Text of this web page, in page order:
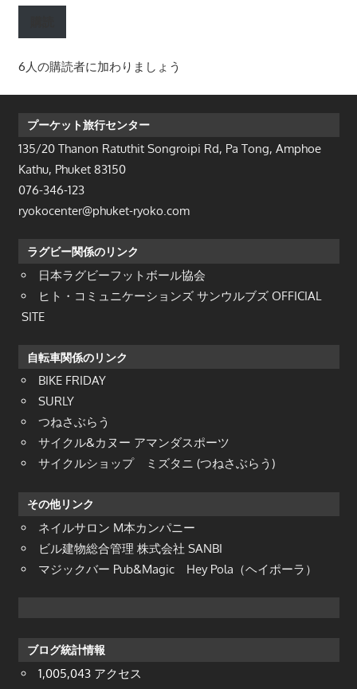
ル
レ
ス
6人の購読者に加わりましょう
プーケット旅行センター
135/20 Thanon Ratuthit Songroipi Rd, Pa Tong, Amphoe
Kathu, Phuket 83150
076-346-123
ryokocenter@phuket-ryoko.com
ラグビー関係のリンク
日本ラグビーフットボール協会
ヒト・コミュニケーションズ サンウルブズ OFFICIAL
SITE
自転車関係のリンク
BIKE FRIDAY
SURLY
つねさぶらう
サイクル&カヌー アマンダスポーツ
サイクルショップ ミズタニ (つねさぶらう)
その他リンク
ネイルサロン M本カンパニー
ビル建物総合管理 株式会社 SANBI
マジックバー Pub&Magic Hey Pola（ヘイポーラ）
ブログ統計情報
1,005,043 アクセス